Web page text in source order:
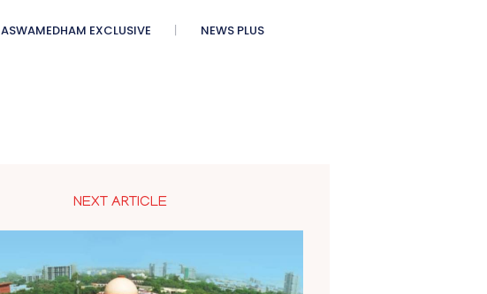
ASWAMEDHAM EXCLUSIVE NEWS PLUS
NEXT ARTICLE